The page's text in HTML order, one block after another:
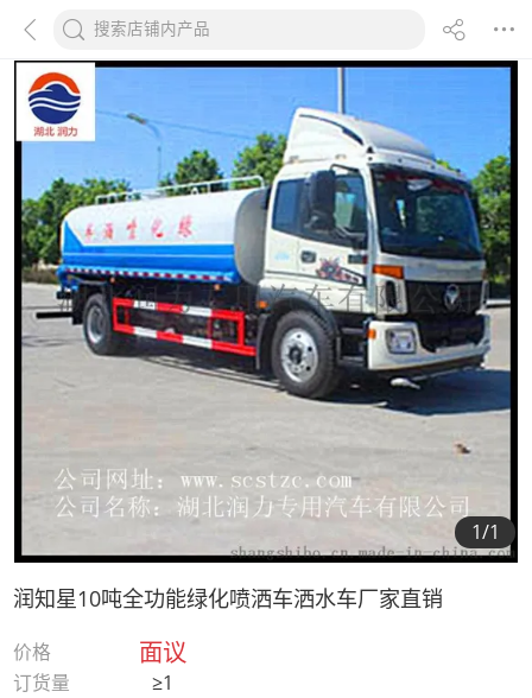
1/1
润知星10吨全功能绿化喷洒车洒水车厂家直销
价格 面议
订货量
≥1